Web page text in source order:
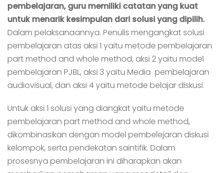
pembelajaran, guru memiliki catatan yang kuat
untuk menarik kesimpulan dari solusi yang dipilih.
Dalam pelaksanaannya. Penulis mengangkat solusi
pembelajaran atas aksi 1 yaitu metode pembelajaran
part method and whole method, aksi 2 yaitu model
pembelajaran PJBL, aksi 3 yaitu Media pembelajaran
audiovisual, dan aksi 4 yaitu metode belajar diskusi.
Untuk aksi 1 solusi yang diangkat yaitu metode
pembelajaran part method and whole method,
dikombinasikan dengan model pembelejaran diskusi
kelompok, serta pendekatan saintifik. Dalam
prosesnya pembelajaran ini diharapkan akan